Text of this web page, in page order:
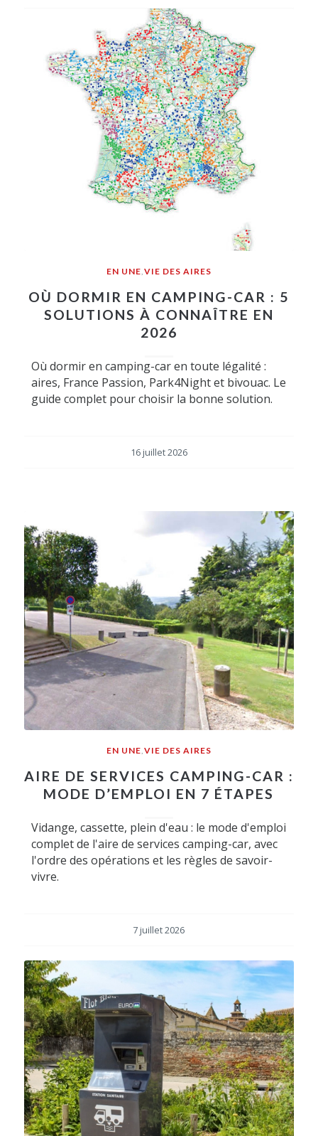
EN UNE,VIE DES AIRES
OÙ DORMIR EN CAMPING-CAR : 5
SOLUTIONS À CONNAÎTRE EN
2026
Où dormir en camping-car en toute légalité :
aires, France Passion, Park4Night et bivouac. Le
guide complet pour choisir la bonne solution.
16 juillet 2026
EN UNE VIE DES AIRES
AIRE DE SERVICES CAMPING-CAR :
MODE D’EMPLOI EN 7 ÉTAPES
Vidange, cassette, plein d'eau : le mode d'emploi
complet de l'aire de services camping-car, avec
l'ordre des opérations et les règles de savoir-
vivre.
7 juillet 2026